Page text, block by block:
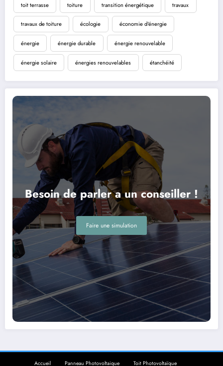
toit terrasse toiture transition énergétique travaux
travaux de toiture écologie économie d'énergie
énergie énergie durable énergie renouvelable
énergie solaire énergies renouvelables étanchéité
Besoin de parler a un conseiller !
Faire une simulation
Accueil Panneau Photovoltaique Toit Photovoltaïque